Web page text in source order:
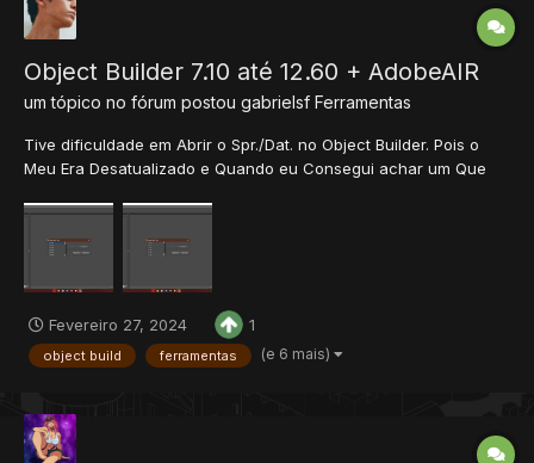
Object Builder 7.10 até 12.60 + AdobeAIR
um tópico no fórum postou gabrielsf Ferramentas
Tive dificuldade em Abrir o Spr./Dat. no Object Builder. Pois o
Meu Era Desatualizado e Quando eu Consegui achar um Que
Eu Precisava do AdobeAIR. Então, Aqui Está a Solução (Espero
que ajudem Vocês): AdobeAIR.zip Object Builder 12...
Fevereiro 27, 2024 1
object build ferramentas (e 6 mais)